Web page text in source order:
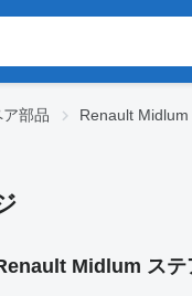
部品 Renault
Midlum ス